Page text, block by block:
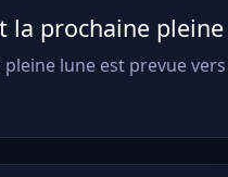
la prochaine pleine
lune est prevue vers